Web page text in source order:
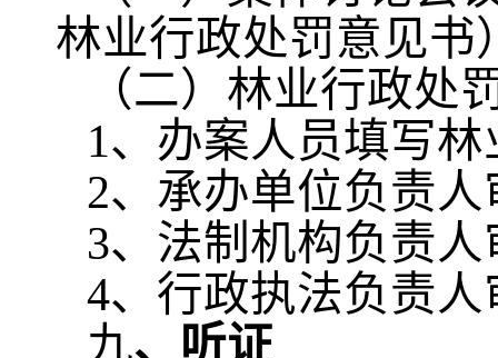
林业行政处罚意见书
（二）林业行政处
1、办案人员填写
2、承办单位负责人
3、法制机构负责人
4、行政执法负责人
九、听证